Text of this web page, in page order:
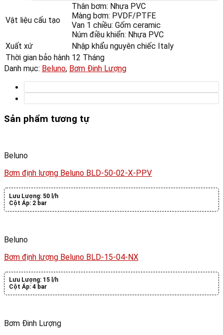
Vật liệu cấu tạo
Thân bơm: Nhựa PVC
Màng bơm: PVDF/PTFE
Van 1 chiều: Gốm ceramic
Núm điều khiển: Nhựa PVC
Xuất xứ
Nhập khẩu nguyên chiếc Italy
Thời gian bảo hành 12 Tháng
Danh mục: Beluno, Bơm Đinh Lượng
Sản phẩm tương tự
Beluno
Bơm định lượng Beluno BLD-50-02-X-PPV
Lưu Lượng: 50 l/h
Cột Áp: 2 bar
Beluno
Bơm định lượng Beluno BLD-15-04-NX
Lưu Lượng: 15 l/h
Cột Áp: 4 bar
Bơm Đinh Lượng